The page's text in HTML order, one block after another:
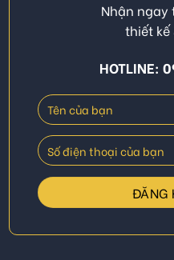
Nhận ngay
thiết kế
HOTLINE: